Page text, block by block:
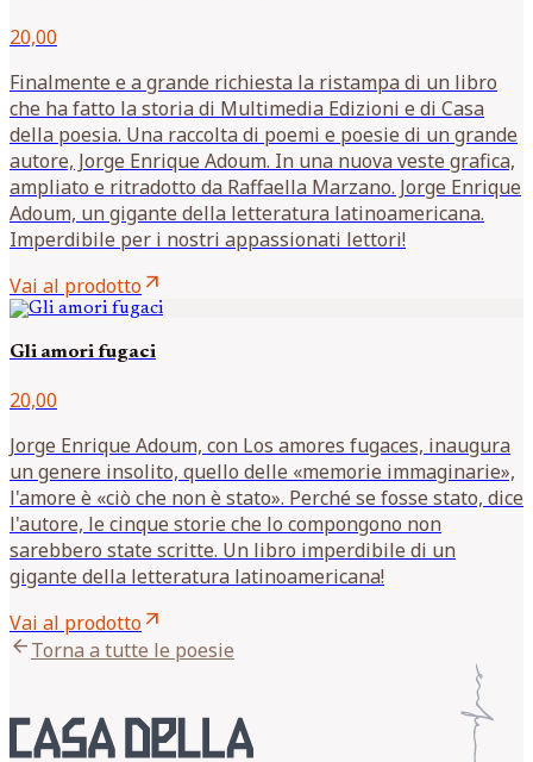
20,00
Finalmente e a grande richiesta la ristampa di un libro
che ha fatto la storia di Multimedia Edizioni e di Casa
della poesia. Una raccolta di poemi e poesie di un grande
autore, Jorge Enrique Adoum. In una nuova veste grafica,
ampliato e ritradotto da Raffaella Marzano. Jorge Enrique
Adoum, un gigante della letteratura latinoamericana.
Imperdibile per i nostri appassionati lettori!
Vai al prodottoarrow_outward
Gli amori fugaci
20,00
Jorge Enrique Adoum, con Los amores fugaces, inaugura
un genere insolito, quello delle «memorie immaginarie»,
l'amore è «ciò che non è stato». Perché se fosse stato, dice
l'autore, le cinque storie che lo compongono non
sarebbero state scritte. Un libro imperdibile di un
gigante della letteratura latinoamericana!
Vai al prodottoarrow_outward
arrow_backTorna a tutte le poesie